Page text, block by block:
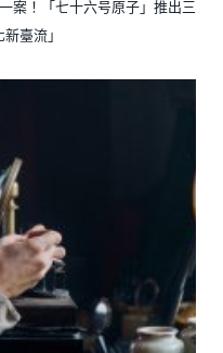
案！「七十六号原子」推出三
臺流」